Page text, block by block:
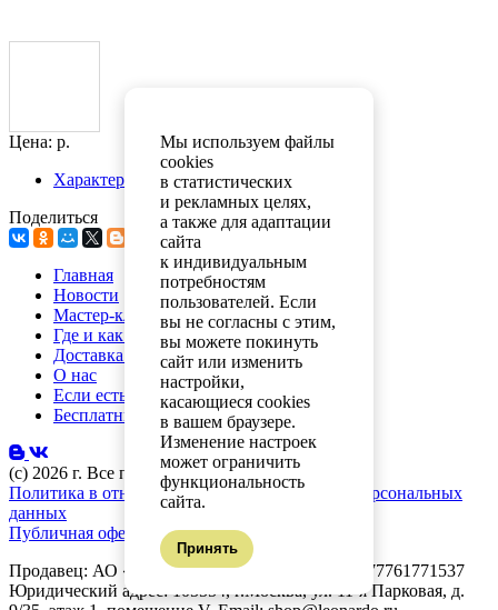
Цена: р.
Характеристики
Поделиться
Главная
Новости
Мастер-классы
Где и как купить
Доставка и оплата
О нас
Если есть вопросы
Бесплатный каталог
(с) 2026 г. Все права защищены.
Политика в отношении обработки и защиты персональных
данных
Публичная оферта
Продавец: АО «Планета увлечений» ОГРН: 1077761771537
Юридический адрес: 105554, г.Москва, ул. 11-я Парковая, д.
Мы используем файлы
cookies
в статистических
и рекламных целях,
а также для адаптации
сайта
к индивидуальным
потребностям
пользователей. Если
вы не согласны с этим,
вы можете покинуть
сайт или изменить
настройки,
касающиеся cookies
в вашем браузере.
Изменение настроек
может ограничить
функциональность
сайта.
Принять